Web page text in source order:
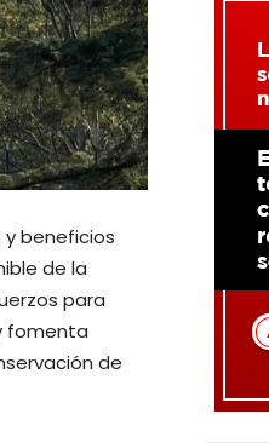
beneficios
de la
para
fomenta
de